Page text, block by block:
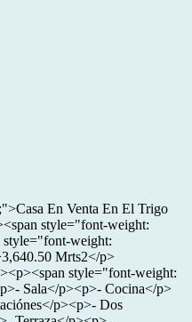
En Venta En El Trigo
style="font-weight:
weight:
Mrts2</p>
style="font-weight:
Sala</p><p>- Cocina</p>
p><p>- Dos